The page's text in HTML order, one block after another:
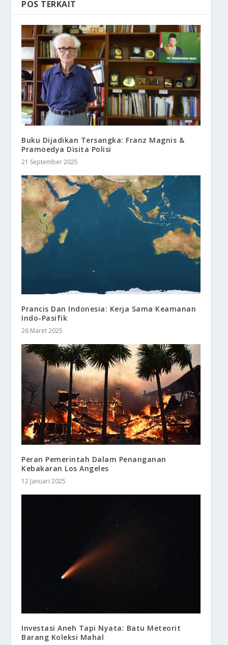
POS TERKAIT
Buku Dijadikan Tersangka: Franz Magnis &
Pramoedya Disita Polisi
21 September 2025
Prancis Dan Indonesia: Kerja Sama Keamanan
Indo-Pasifik
26 Maret 2025
Peran Pemerintah Dalam Penanganan
Kebakaran Los Angeles
12 Januari 2025
Investasi Aneh Tapi Nyata: Batu Meteorit
Barang Koleksi Mahal